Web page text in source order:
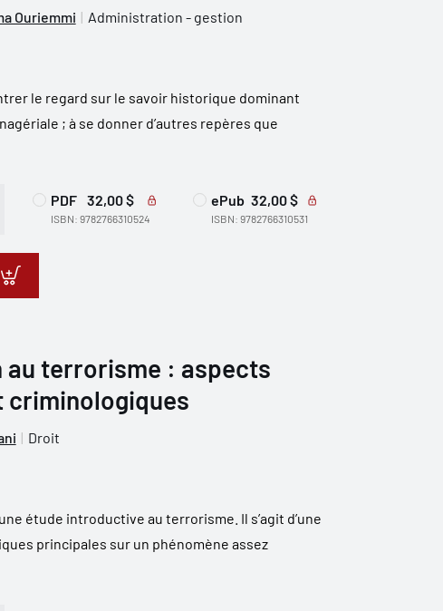
Ouriemmi Administration - gestion
le regard sur le savoir historique dominant
; à se donner d’autres repères que
PDF 32,00 $
ISBN: 9782766310524
ePub 32,00 $
ISBN: 9782766310531
terrorisme : aspects
criminologiques
Droit
étude introductive au terrorisme. Il s’agit d’une
principales sur un phénomène assez